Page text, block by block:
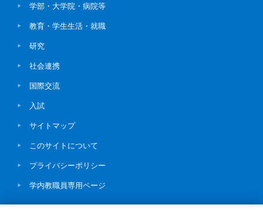
学部・大学院・病院等
教育・学生生活・就職
研究
社会連携
国際交流
入試
サイトマップ
このサイトについて
プライバシーポリシー
学内教職員専用ページ